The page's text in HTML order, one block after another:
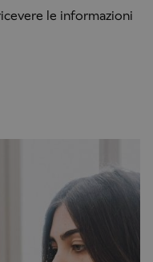
le informazioni